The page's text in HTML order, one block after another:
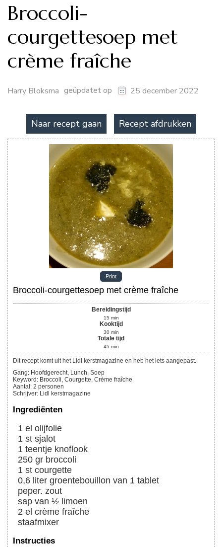
Broccoli-
courgettesoep met
crème fraîche
Harry Bloksma geüpdatet op 25 december 2022
Naar recept gaan Recept afdrukken
Print
Broccoli-courgettesoep met crème fraîche
Bereidingstijd
15 min
Kooktijd
30 min
Totale tijd
45 min
Dit recept komt uit het Lidl kerstmagazine en heb het iets aangepast.
Gang: Hoofdgerecht, Lunch, Soep
Keyword: Broccoli, Courgette, Crème fraîche
Aantal: 2 personen
Schrijver: Lidl kerstmagazine
Ingrediënten
1 el olijfolie
1 st sjalot
1 teentje knoflook
250 gr broccoli
1 st courgette
0,6 liter groentebouillon van 1 tablet
peper. zout
sap van ½ limoen
2 el crème fraîche
staafmixer
Instructies